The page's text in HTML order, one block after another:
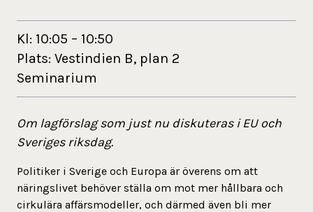
Kl: 10:05 – 10:50
Plats: Vestindien B, plan 2
Seminarium
Om lagförslag som just nu diskuteras i EU och
Sveriges riksdag.
Politiker i Sverige och Europa är överens om att
näringslivet behöver ställa om mot mer hållbara och
cirkulära affärsmodeller, och därmed även bli mer